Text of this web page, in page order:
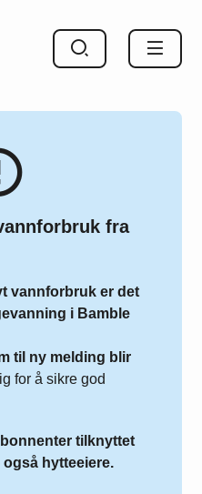
fra
vannforbruk er det
i Bamble
til ny melding blir
for å sikre god
tilknyttet
hytteeiere.